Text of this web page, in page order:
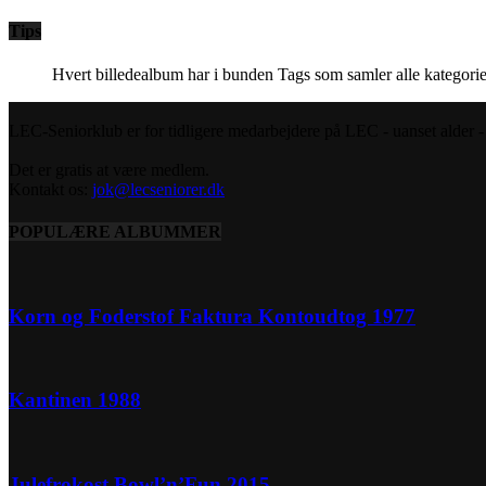
Tips
Hvert billedealbum har i bunden Tags som samler alle
jok@lecseniorer.dk
POPULÆRE ALBUMMER
Korn og Foderstof Faktura Kontoudtog 1977
Kantinen 1988